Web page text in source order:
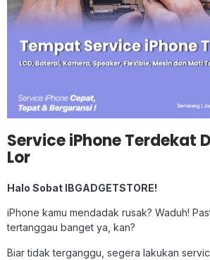
Service iPhone Terdekat
Lor
Halo Sobat IBGADGETSTORE!
iPhone kamu mendadak rusak? Waduh!
tertanggau banget ya, kan?
Biar tidak terganggu, segera lakukan